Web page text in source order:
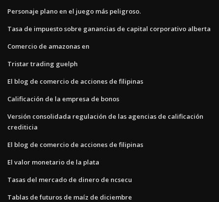
Personaje plano en el juego más peligroso.
Tasa de impuesto sobre ganancias de capital corporativo alberta
Comercio de amazonas en
Tristar trading guelph
El blog de comercio de acciones de filipinas
Calificación de la empresa de bonos
Versión consolidada regulación de las agencias de calificación
crediticia
El blog de comercio de acciones de filipinas
El valor monetario de la plata
Tasas del mercado de dinero de ncsecu
Tablas de futuros de maíz de diciembre